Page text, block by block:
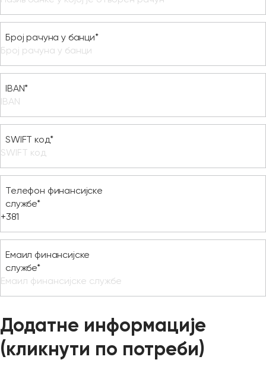
Број рачуна у банци*
IBAN*
SWIFT код*
Телефон финансијске
службе*
Емаил финансијске
службе*
Додатне информације
(кликнути по потреби)